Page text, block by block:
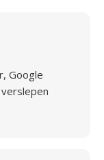
Google